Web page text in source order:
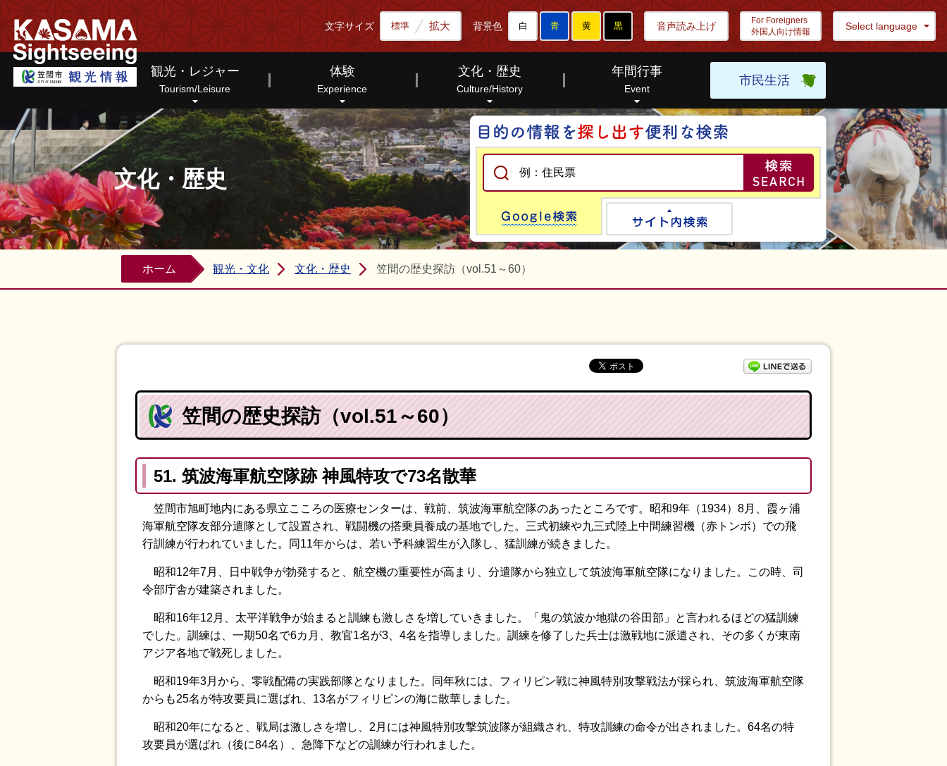
文字サイズ 標準 拡大 背景色 白 青 黄 黒 音声読み上げ
For Foreigners
外国人向け情報
Select language
観光・レジャー
Tourism/Leisure
体験
Experience
文化・歴史
Culture/History
年間行事
Event
市民生活
文化・歴史
目的の情報を探
Google検索
ホーム 観光・文化 文化・歴史 笠間の歴史探訪（vol.51～60）
笠間の歴史探訪（vol.51～60）
51. 筑波海軍航空隊跡 神風特攻で73名散華
笠間市旭町地内にある県立こころの医療センターは、戦前、筑波海軍航空隊のあったところです。昭和9年（1934）8月、霞ヶ浦
海軍航空隊友部分遣隊として設置され、戦闘機の搭乗員養成の基地でした。三式初練や九三式陸上中間練習機（赤トンボ）での飛
行訓練が行われていました。同11年からは、若い予科練習生が入隊し、猛訓練が続きました。
昭和12年7月、日中戦争が勃発すると、航空機の重要性が高まり、分遣隊から独立して筑波海軍航空隊になりました。この時、司
令部庁舎が建築されました。
昭和16年12月、太平洋戦争が始まると訓練も激しさを増していきました。「鬼の筑波か地獄の谷田部」と言われるほどの猛訓練
でした。訓練は、一期50名で6カ月、教官1名が3、4名を指導しました。訓練を修了した兵士は激戦地に派遣され、その多くが東南
アジア各地で戦死しました。
昭和19年3月から、零戦配備の実践部隊となりました。同年秋には、フィリピン戦に神風特別攻撃戦法が採られ、筑波海軍航空隊
からも25名が特攻要員に選ばれ、13名がフィリピンの海に散華しました。
昭和20年になると、戦局は激しさを増し、2月には神風特別攻撃筑波隊が組織され、特攻訓練の命令が出されました。64名の特
攻要員が選ばれ（後に84名）、急降下などの訓練が行われました。